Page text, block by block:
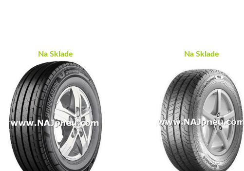
Na Sklade Na Sklade